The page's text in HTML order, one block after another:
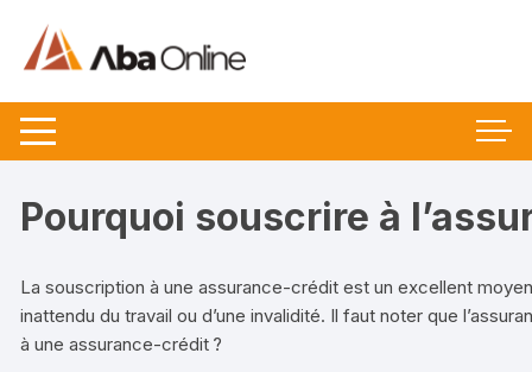
contenu
Pourquoi souscrire à
La souscription à une assurance-crédit est un excellent
inattendu du travail ou d’une invalidité. Il faut noter que
à une assurance-crédit ?